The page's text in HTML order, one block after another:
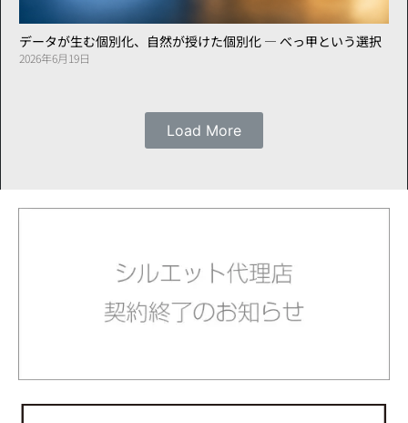
データが生む個別化、自然が授けた個別化 ― べっ甲という選択
2026年6月19日
Load More